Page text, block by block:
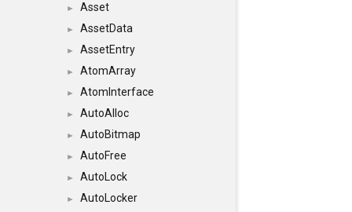
► Asset
► AssetData
► AssetEntry
► AtomArray
► AtomInterface
► AutoAlloc
► AutoBitmap
► AutoFree
► AutoLock
► AutoLocker